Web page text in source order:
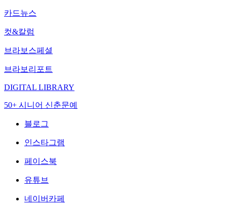
카드뉴스
컷&칼럼
브라보스페셜
브라보리포트
DIGITAL LIBRARY
50+ 시니어 신춘문예
블로그
인스타그램
페이스북
유튜브
네이버카페